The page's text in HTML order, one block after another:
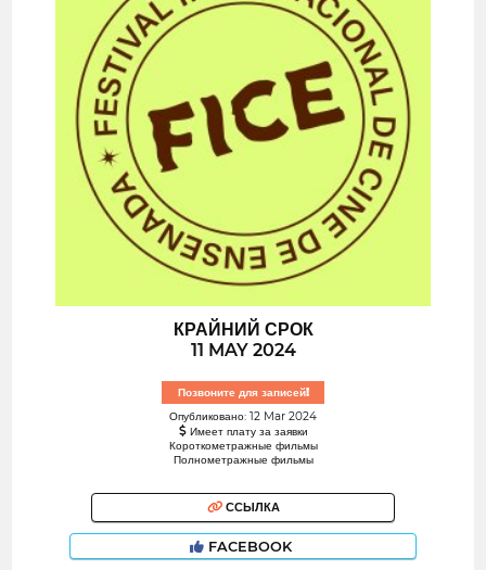
КРАЙНИЙ СРОК
11 MAY 2024
Позвоните для записей!
Опубликовано: 12 Mar 2024
Имеет плату за заявки
Короткометражные фильмы
Полнометражные фильмы
ССЫЛКА
FACEBOOK